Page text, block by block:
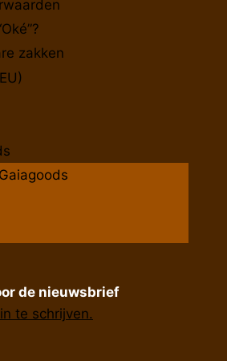
zakken
de nieuwsbrief
te schrijven.